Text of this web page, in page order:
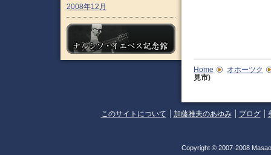
2008年12月
Home
オホーツク
見市)
このサイトについて 加藤雅夫のあゆみ ブログ
Copyright © 2007-2008